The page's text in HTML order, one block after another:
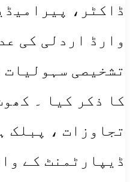
ڈاکٹر،
وارڈ اردلی کی
تشخیصی
کا ذکر کیا ۔
تجاوزات ، پبلک
ڈیپارٹمنٹ کے